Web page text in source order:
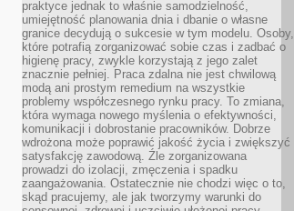
praktyce jednak to właśnie samodzielność,
umiejętność planowania dnia i dbanie o własne
granice decydują o sukcesie w tym modelu. Osoby,
które potrafią zorganizować sobie czas i zadbać o
higienę pracy, zwykle korzystają z jego zalet
znacznie pełniej. Praca zdalna nie jest chwilową
modą ani prostym remedium na wszystkie
problemy współczesnego rynku pracy. To zmiana,
która wymaga nowego myślenia o efektywności,
komunikacji i dobrostanie pracowników. Dobrze
wdrożona może poprawić jakość życia i zwiększyć
satysfakcję zawodową. Źle zorganizowana
prowadzi do izolacji, zmęczenia i spadku
zaangażowania. Ostatecznie nie chodzi więc o to,
skąd pracujemy, ale jak tworzymy warunki do